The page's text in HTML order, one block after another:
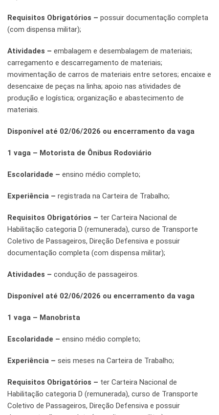
Requisitos Obrigatórios – possuir documentação completa
(com dispensa militar);
Atividades – embalagem e desembalagem de materiais;
carregamento e descarregamento de materiais;
movimentação de carros de materiais entre setores; encaixe e
desencaixe de peças na linha; apoio nas atividades de
produção e logística; organização e abastecimento de
materiais.
Disponível até 02/06/2026 ou encerramento da vaga
1 vaga – Motorista de Ônibus Rodoviário
Escolaridade – ensino médio completo;
Experiência – registrada na Carteira de Trabalho;
Requisitos Obrigatórios – ter Carteira Nacional de
Habilitação categoria D (remunerada), curso de Transporte
Coletivo de Passageiros, Direção Defensiva e possuir
documentação completa (com dispensa militar);
Atividades – condução de passageiros.
Disponível até 02/06/2026 ou encerramento da vaga
1 vaga – Manobrista
Escolaridade – ensino médio completo;
Experiência – seis meses na Carteira de Trabalho;
Requisitos Obrigatórios – ter Carteira Nacional de
Habilitação categoria D (remunerada), curso de Transporte
Coletivo de Passageiros, Direção Defensiva e possuir